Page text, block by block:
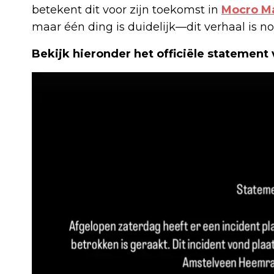
betekent dit voor zijn toekomst in Mocro
maar één ding is duidelijk—dit verhaal is
Bekijk hieronder het officiële statement